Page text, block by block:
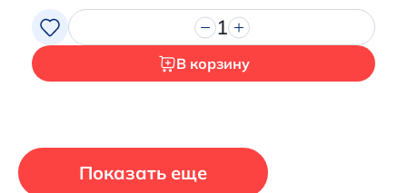
1
В корзину
Показать еще